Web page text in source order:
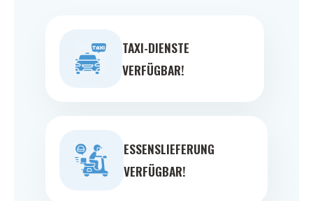
TAXI-DIENSTE
VERFÜGBAR!
ESSENSLIEFERUNG
VERFÜGBAR!